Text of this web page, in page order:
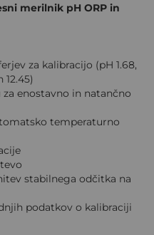
merilnik pH ORP in
za kalibracijo (pH 1.68,
12.45)
enostavno in natančno
temperaturno
stabilnega odčitka na
podatkov o kalibraciji